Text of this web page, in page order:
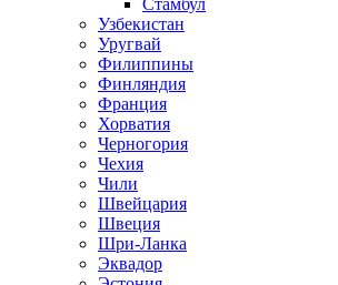
Стамбул
Узбекистан
Уругвай
Филиппины
Финляндия
Франция
Хорватия
Черногория
Чехия
Чили
Швейцария
Швеция
Шри-Ланка
Эквадор